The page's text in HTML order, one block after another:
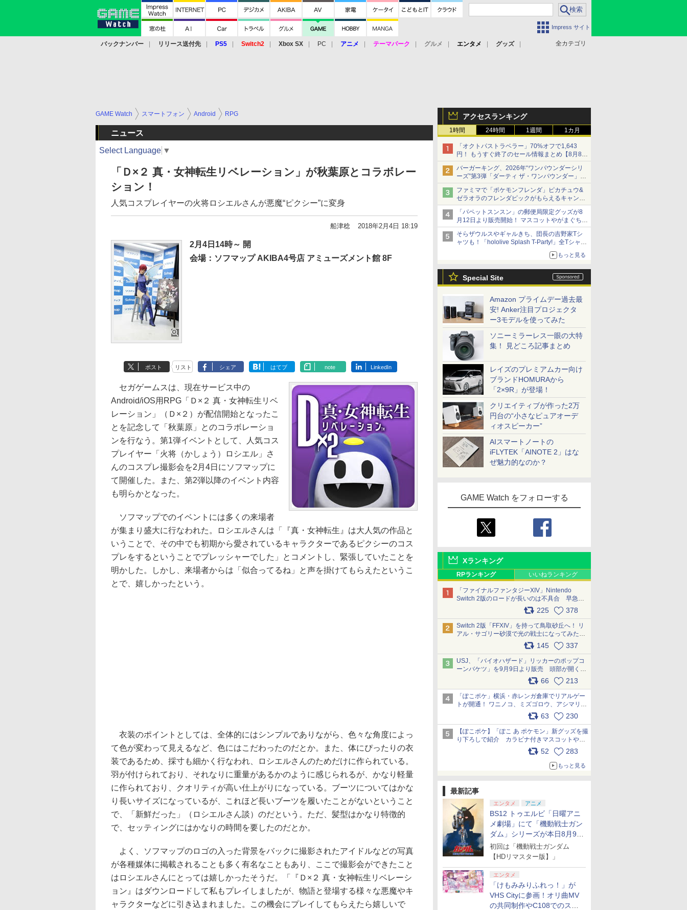
Impress サイト
全カテゴリ
バックナンバー リリース送付先 PS5 Switch2 Xbox SX PC アニメ テーマパーク グルメ エンタメ
グッズ
アクセスランキング
1時間 24時間 1週間 1カ月
「オクトパストラベラー」70%オフで1,643
円！ もうすぐ終了のセール情報まとめ【8月8日
更新】
ニンテンドーeショップでは「大神 絶景版」が
67%オフで990円
バーガーキング、2026年“ワンパウンダーシリ
ーズ”第3弾「ダーティ ザ・ワンパウンダー」を
8月7日発売
「特製ガーリックマヨソース」を使用した超大
型チーズバーガー
ファミマで「ポケモンフレンダ」ピカチュウ&
ゼラオラのフレンダピックがもらえるキャンペ
ーン開催！
「パペットスンスン」の郵便局限定グッズが8
月12日より販売開始！ マスコットやがまぐち、
レターセットなどが登場
そらザウルスやギャルきち、団長の吉野家Tシ
ャツも！「hololive Splash T-Party!」全Tシャツ
ラインナップ公開＆オンライン販売開始
もっと見る
Special Site
Amazon プライムデー過去最
安! Anker注目プロジェクタ
ー3モデルを使ってみた
ソニーミラーレス一眼の大特
集！ 見どころ記事まとめ
レイズのプレミアムカー向け
ブランドHOMURAから
「2×9R」が登場！
クリエイティブが作った2万
円台の“小さなピュアオーデ
ィオスピーカー”
AIスマートノートの
iFLYTEK「AINOTE 2」はな
ぜ魅力的なのか？
GAME Watch をフォローする
Xランキング
RPランキング いいねランキング
「ファイナルファンタジーXIV」Nintendo
Switch 2版のロードが長いのは不具合 早急に
アップデートできるよう対応中225 378
Switch 2版「FFXIV」を持って鳥取砂丘へ！ リ
アル・サゴリー砂漠で光の戦士になってみた
145 337
USJ、「バイオハザード」リッカーのポップコ
ーンバケツ」を9月9日より販売 頭部が開く仕
組み。味は恐怖を堪のう「味噌フレーバー」
66 213
「ぽこポケ」横浜・赤レンガ倉庫でリアルゲー
トが開通！ ワニノコ、ミズゴロウ、アシマリ登
場シーンをレポート pic.x.com/LDgEByVl6D
63 230
【ぽこポケ】「ぽこ あ ポケモン」新グッズを撮
り下ろしで紹介 カラビナ付きマスコットやス
52 283
もっと見る
最新記事
エンタメ アニメ
BS12 トゥエルビ「日曜アニ
メ劇場」にて「機動戦士ガン
ダム」シリーズが本日8月9日
から8週連続で放送
初回は「機動戦士ガンダム
【HDリマスター版】」
エンタメ
「けもみみりふれっ！」が
VHS Cityに参画！オリ曲MV
の共同制作やC108でのスペ
GAME Watch スマートフォン Android RPG
ニュース
Select Language ▼
「Ｄ×２ 真・女神転生リベレーション」が秋葉原とコラボレー
ション！
人気コスプレイヤーの火将ロシエルさんが悪魔“ピクシー”に変身
船津稔 2018年2月4日 18:19
2月4日14時～ 開
会場：ソフマップ AKIBA4号店 アミューズメント館 8F
ポスト リスト シェア はてブ note LinkedIn
セガゲームスは、現在サービス中の
Android/iOS用RPG「Ｄ×２ 真・女神転生リベ
レーション」（Ｄ×２）が配信開始となったこ
とを記念して「秋葉原」とのコラボレーショ
ンを行なう。第1弾イベントとして、人気コス
プレイヤー「火将（かしょう）ロシエル」さ
んのコスプレ撮影会を2月4日にソフマップに
て開催した。また、第2弾以降のイベント内容
も明らかとなった。
ソフマップでのイベントには多くの来場者
が集まり盛大に行なわれた。ロシエルさんは「『真・女神転生』は大人気の作品と
いうことで、その中でも初期から愛されているキャラクターであるピクシーのコス
プレをするということでプレッシャーでした」とコメントし、緊張していたことを
明かした。しかし、来場者からは「似合ってるね」と声を掛けてもらえたというこ
とで、嬉しかったという。
衣装のポイントとしては、全体的にはシンプルでありながら、色々な角度によっ
て色が変わって見えるなど、色にはこだわったのだとか。また、体にぴったりの衣
装であるため、採寸も細かく行なわれ、ロシエルさんのためだけに作られている。
羽が付けられており、それなりに重量があるかのように感じられるが、かなり軽量
に作られており、クオリティが高い仕上がりになっている。ブーツについてはかな
り長いサイズになっているが、これほど長いブーツを履いたことがないということ
で、「新鮮だった」（ロシエルさん談）のだという。ただ、髪型はかなり特徴的
で、セッティングにはかなりの時間を要したのだとか。
よく、ソフマップのロゴの入った背景をバックに撮影されたアイドルなどの写真
が各種媒体に掲載されることも多く有名なこともあり、ここで撮影会ができたこと
はロシエルさんにとっては嬉しかったそうだ。「『Ｄ×２ 真・女神転生リベレーシ
ョン』はダウンロードして私もプレイしましたが、物語と登場する様々な悪魔やキ
ャラクターなどに引き込まれました。この機会にプレイしてもらえたら嬉しいで